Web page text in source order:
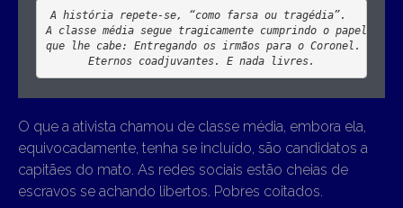
A classe média segue tragicamente cumprindo o papel
Eternos coadjuvantes. E nada livres.
O que a ativista chamou de classe média, embora ela,
equivocadamente, tenha se incluído, são candidatos a
capitães do mato. As redes sociais estão cheias de
escravos se achando libertos. Pobres coitados.